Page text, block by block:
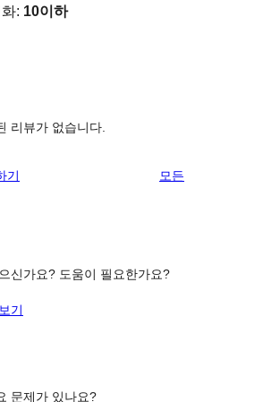
: 10이하
리뷰가 없습니다.
기 모든
신가요? 도움이 필요한가요?
기
문제가 있나요?